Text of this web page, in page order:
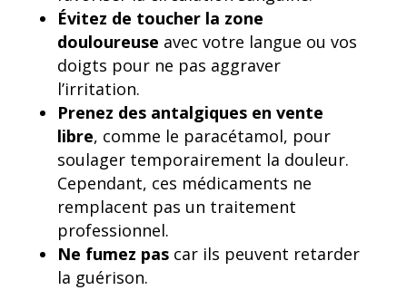
Évitez de toucher la zone
douloureuse avec votre langue ou vos
doigts pour ne pas aggraver
l’irritation.
Prenez des antalgiques en vente
libre, comme le paracétamol, pour
soulager temporairement la douleur.
Cependant, ces médicaments ne
remplacent pas un traitement
professionnel.
Ne fumez pascar ils peuvent retarder
la guérison.